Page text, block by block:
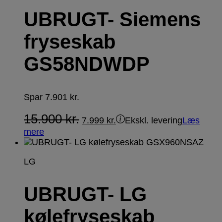
UBRUGT- Siemens
fryseskab
GS58NDWDP
Spar 7.901 kr.
15.900kr. 7.999 kr. Ekskl. leveringLæs
mere
LG
UBRUGT- LG
kølefryseskab